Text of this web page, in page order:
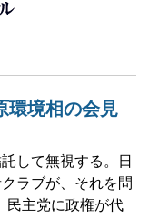
環境相の会見
して無視する。日
ラブが、それを問
主党に政権が代